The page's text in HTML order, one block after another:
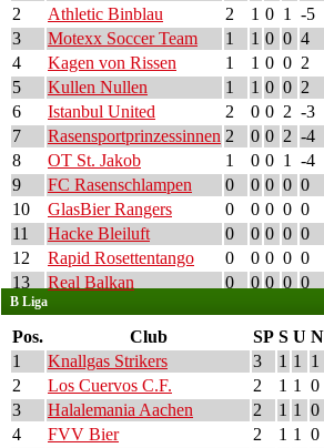
2
Athletic Binblau 2 1 0 1 -5
3
Motexx Soccer Team 1 1 0 0 4
4
Kagen von Rissen 1 1 0 0 2
5
Kullen Nullen 1 1 0 0 2
6
Istanbul United 2 0 0 2 -3
7
Rasensportprinzessinnen 2 0 0 2 -4
8
OT St. Jakob 1 0 0 1 -4
9
FC Rasenschlampen 0 0 0 0 0
10
GlasBier Rangers 0 0 0 0 0
11
Hacke Bleiluft 0 0 0 0 0
12
Rapid Rosettentango 0 0 0 0 0
13
Real Balkan 0 0 0 0 0
B Liga
Pos. Club SP S U N
1
Knallgas Strikers 3 1 1 1
2
Los Cuervos C.F. 2 1 1 0
3
Halalemania Aachen 2 1 1 0
4
FVV Bier 2 1 1 0